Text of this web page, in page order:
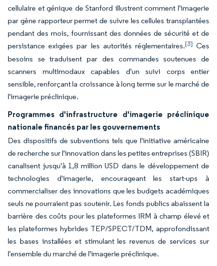
cellulaire et génique de Stanford illustrent comment l'imagerie
par gène rapporteur permet de suivre les cellules transplantées
pendant des mois, fournissant des données de sécurité et de
persistance exigées par les autorités réglementaires.[3] Ces
besoins se traduisent par des commandes soutenues de
scanners multimodaux capables d'un suivi corps entier
sensible, renforçant la croissance à long terme sur le marché de
l'imagerie préclinique.
Programmes d'infrastructure d'imagerie préclinique
nationale financés par les gouvernements
Des dispositifs de subventions tels que l'initiative américaine
de recherche sur l'innovation dans les petites entreprises (SBIR)
canalisent jusqu'à 1,8 million USD dans le développement de
technologies d'imagerie, encourageant les start-ups à
commercialiser des innovations que les budgets académiques
seuls ne pourraient pas soutenir. Les fonds publics abaissent la
barrière des coûts pour les plateformes IRM à champ élevé et
les plateformes hybrides TEP/SPECT/TDM, approfondissant
les bases installées et stimulant les revenus de services sur
l'ensemble du marché de l'imagerie préclinique.